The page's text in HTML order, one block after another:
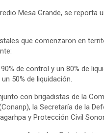
Mesa Grande, se reporta
que comenzaron en
de control y un 80% de
50% de liquidación.
con brigadistas de la
la Secretaría de la
y Protección Civil